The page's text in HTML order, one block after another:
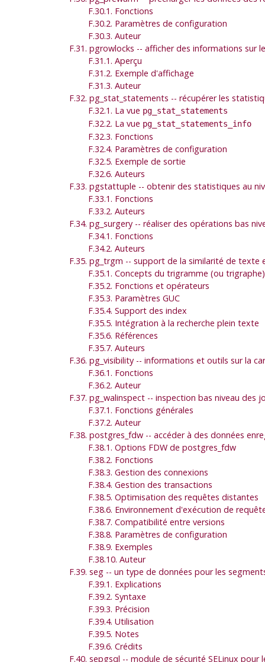
F.30.1. Fonctions
F.30.2. Paramètres de configuration
F.30.3. Auteur
F.31. pgrowlocks -- afficher des informations sur
F.31.1. Aperçu
F.31.2. Exemple d'affichage
F.31.3. Auteur
F.32. pg_stat_statements -- récupérer les
F.32.1. La vue pg_stat_statements
F.32.2. La vue pg_stat_statements_info
F.32.3. Fonctions
F.32.4. Paramètres de configuration
F.32.5. Exemple de sortie
F.32.6. Auteurs
F.33. pgstattuple -- obtenir des statistiques au
F.33.1. Fonctions
F.33.2. Auteurs
F.34. pg_surgery -- réaliser des opérations bas
F.34.1. Fonctions
F.34.2. Auteurs
F.35. pg_trgm -- support de la similarité de
F.35.1. Concepts du trigramme (ou trigraphe)
F.35.2. Fonctions et opérateurs
F.35.3. Paramètres GUC
F.35.4. Support des index
F.35.5. Intégration à la recherche plein texte
F.35.6. Références
F.35.7. Auteurs
F.36. pg_visibility -- informations et outils sur la
F.36.1. Fonctions
F.36.2. Auteur
F.37. pg_walinspect -- inspection bas niveau des
F.37.1. Fonctions générales
F.37.2. Auteur
F.38. postgres_fdw -- accéder à des données
F.38.1. Options FDW de postgres_fdw
F.38.2. Fonctions
F.38.3. Gestion des connexions
F.38.4. Gestion des transactions
F.38.5. Optimisation des requêtes distantes
F.38.6. Environnement d'exécution de
F.38.7. Compatibilité entre versions
F.38.8. Paramètres de configuration
F.38.9. Exemples
F.38.10. Auteur
F.39. seg -- un type de données pour les
F.39.1. Explications
F.39.2. Syntaxe
F.39.3. Précision
F.39.4. Utilisation
F.39.5. Notes
F.39.6. Crédits
F.40. sepgsql -- module de sécurité SELinux pour